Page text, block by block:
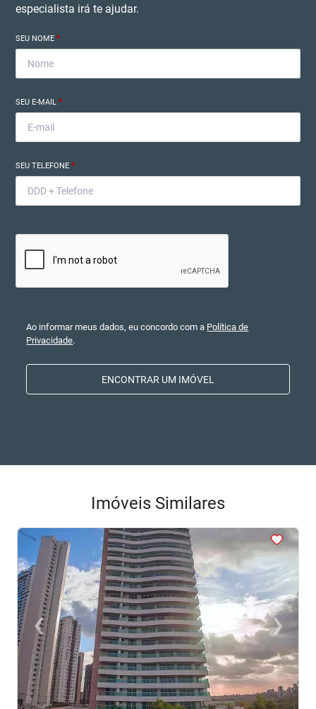
especialista irá te ajudar.
SEU NOME*
SEU E-MAIL*
SEU TELEFONE*
Ao informar meus dados, eu concordo com a Política de
Privacidade.
ENCONTRAR UM IMÓVEL
Imóveis Similares
<<< <
‹
Previous ›Next